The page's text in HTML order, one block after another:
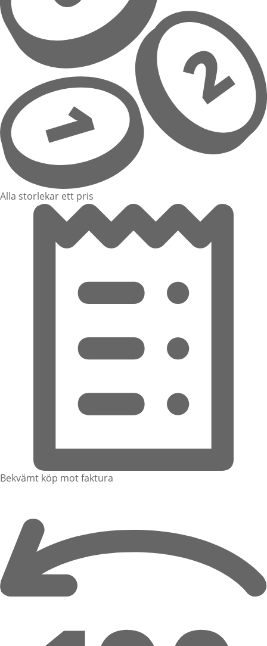
Alla storlekar ett pris
Bekvämt köp mot faktura